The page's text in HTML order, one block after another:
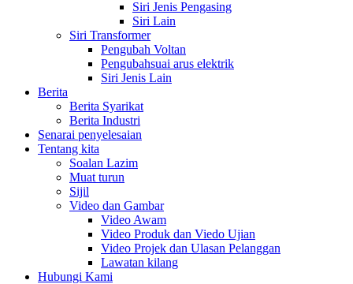
Siri Jenis Pengasing
Siri Lain
Siri Transformer
Pengubah Voltan
Pengubahsuai arus elektrik
Siri Jenis Lain
Berita
Berita Syarikat
Berita Industri
Senarai penyelesaian
Tentang kita
Soalan Lazim
Muat turun
Sijil
Video dan Gambar
Video Awam
Video Produk dan Viedo Ujian
Video Projek dan Ulasan Pelanggan
Lawatan kilang
Hubungi Kami